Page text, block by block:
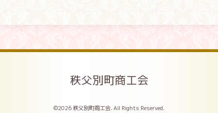
秩父別町商工会
©2026秩父別町商工会. All Rights Reserved.